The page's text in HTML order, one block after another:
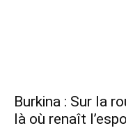
Burkina : Sur la
là où renaît